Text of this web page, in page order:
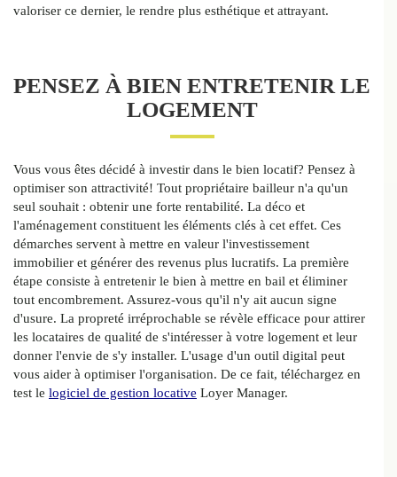
valoriser ce dernier, le rendre plus esthétique et attrayant.
PENSEZ À BIEN ENTRETENIR LE
LOGEMENT
Vous vous êtes décidé à investir dans le bien locatif? Pensez à
optimiser son attractivité! Tout propriétaire bailleur n'a qu'un
seul souhait : obtenir une forte rentabilité. La déco et
l'aménagement constituent les éléments clés à cet effet. Ces
démarches servent à mettre en valeur l'investissement
immobilier et générer des revenus plus lucratifs. La première
étape consiste à entretenir le bien à mettre en bail et éliminer
tout encombrement. Assurez-vous qu'il n'y ait aucun signe
d'usure. La propreté irréprochable se révèle efficace pour attirer
les locataires de qualité de s'intéresser à votre logement et leur
donner l'envie de s'y installer. L'usage d'un outil digital peut
vous aider à optimiser l'organisation. De ce fait, téléchargez en
test le logiciel de gestion locative Loyer Manager.